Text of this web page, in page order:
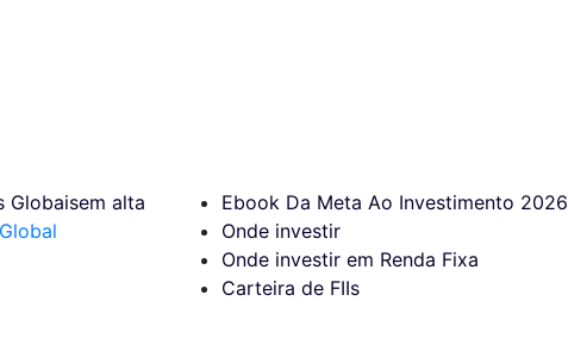
Globaisem alta
Ebook Da Meta Ao Investimento 2026
Onde investir
Onde investir em Renda Fixa
Carteira de FIIs